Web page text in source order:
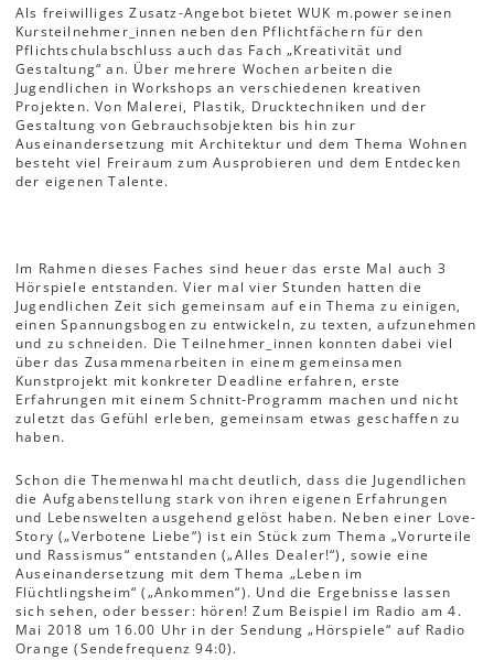
Als freiwilliges Zusatz-Angebot bietet WUK m.power seinen
Kursteilnehmer_innen neben den Pflichtfächern für den
Pflichtschulabschluss auch das Fach „Kreativität und
Gestaltung“ an. Über mehrere Wochen arbeiten die
Jugendlichen in Workshops an verschiedenen kreativen
Projekten. Von Malerei, Plastik, Drucktechniken und der
Gestaltung von Gebrauchsobjekten bis hin zur
Auseinandersetzung mit Architektur und dem Thema Wohnen
besteht viel Freiraum zum Ausprobieren und dem Entdecken
der eigenen Talente.
Im Rahmen dieses Faches sind heuer das erste Mal auch 3
Hörspiele entstanden. Vier mal vier Stunden hatten die
Jugendlichen Zeit sich gemeinsam auf ein Thema zu einigen,
einen Spannungsbogen zu entwickeln, zu texten, aufzunehmen
und zu schneiden. Die Teilnehmer_innen konnten dabei viel
über das Zusammenarbeiten in einem gemeinsamen
Kunstprojekt mit konkreter Deadline erfahren, erste
Erfahrungen mit einem Schnitt-Programm machen und nicht
zuletzt das Gefühl erleben, gemeinsam etwas geschaffen zu
haben.
Schon die Themenwahl macht deutlich, dass die Jugendlichen
die Aufgabenstellung stark von ihren eigenen Erfahrungen
und Lebenswelten ausgehend gelöst haben. Neben einer Love-
Story („Verbotene Liebe“) ist ein Stück zum Thema „Vorurteile
und Rassismus“ entstanden („Alles Dealer!“), sowie eine
Auseinandersetzung mit dem Thema „Leben im
Flüchtlingsheim“ („Ankommen“). Und die Ergebnisse lassen
sich sehen, oder besser: hören! Zum Beispiel im Radio am 4.
Mai 2018 um 16.00 Uhr in der Sendung „Hörspiele“ auf Radio
Orange (Sendefrequenz 94:0).